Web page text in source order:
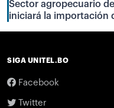
Sector agropecuario
iniciará la importación
SIGA UNITEL.BO
Facebook
Twitter